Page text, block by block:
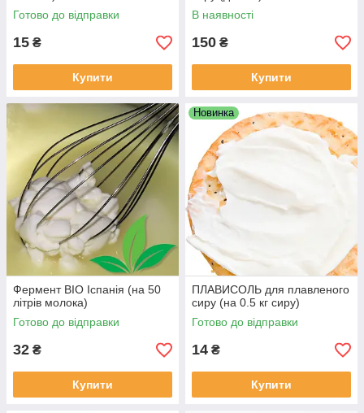
Готово до відправки
15 ₴
Купити
В наявності
150 ₴
Купити
Фермент BIO Іспанія (на 50
літрів молока)
Готово до відправки
32 ₴
Купити
Новинка
ПЛАВИСОЛЬ для плавленого
сиру (на 0.5 кг сиру)
Готово до відправки
14 ₴
Купити